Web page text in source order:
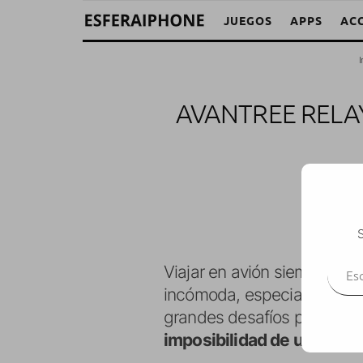
JUEGOS APPS
AVANTREE
Viajar en avión siempre
incómoda, especialmente
grandes desafíos para los
imposibilidad de utilizar